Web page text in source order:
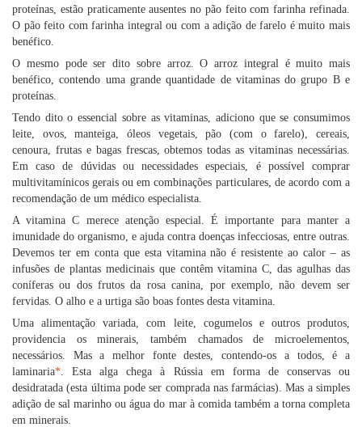
proteínas, estão praticamente ausentes no pão feito com farinha refinada.
O pão feito com farinha integral ou com a adição de farelo é muito mais
benéfico.
O mesmo pode ser dito sobre arroz. O arroz integral é muito mais
benéfico, contendo uma grande quantidade de vitaminas do grupo B e
proteínas.
Tendo dito o essencial sobre as vitaminas, adiciono que se consumimos
leite, ovos, manteiga, óleos vegetais, pão (com o farelo), cereais,
cenoura, frutas e bagas frescas, obtemos todas as vitaminas necessárias.
Em caso de dúvidas ou necessidades especiais, é possível comprar
multivitamínicos gerais ou em combinações particulares, de acordo com a
recomendação de um médico especialista.
A vitamina C merece atenção especial. É importante para manter a
imunidade do organismo, e ajuda contra doenças infecciosas, entre outras.
Devemos ter em conta que esta vitamina não é resistente ao calor – as
infusões de plantas medicinais que contêm vitamina C, das agulhas das
coníferas ou dos frutos da rosa canina, por exemplo, não devem ser
fervidas. O alho e a urtiga são boas fontes desta vitamina.
Uma alimentação variada, com leite, cogumelos e outros produtos,
providencia os minerais, também chamados de microelementos,
necessários. Mas a melhor fonte destes, contendo-os a todos, é a
laminaria*. Esta alga chega à Rússia em forma de conservas ou
desidratada (esta última pode ser comprada nas farmácias). Mas a simples
adição de sal marinho ou água do mar à comida também a torna completa
em minerais.